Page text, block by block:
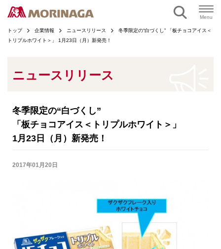
Menu
トップ 企業情報 ニュースリリース
冬季限定の“白づくし” 「板チョコアイス＜
トリプルホワイト＞」 1月23日（月）新発売！
ニュースリリース
冬季限定の“白づくし”
「板チョコアイス＜トリプルホワイト＞」
1月23日（月）新発売！
2017年01月20日